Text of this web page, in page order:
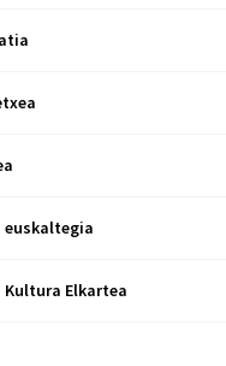
euskaltegia
Kultura Elkartea